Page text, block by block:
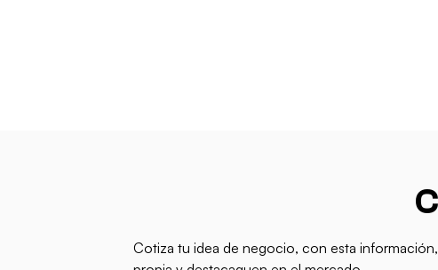
Cotiza tu idea de negocio, con esta